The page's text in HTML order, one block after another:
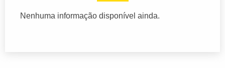
Nenhuma informação disponível ainda.